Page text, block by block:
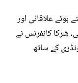
علاقائی اور
شرکا کانفرنس نے
کے ساتھ